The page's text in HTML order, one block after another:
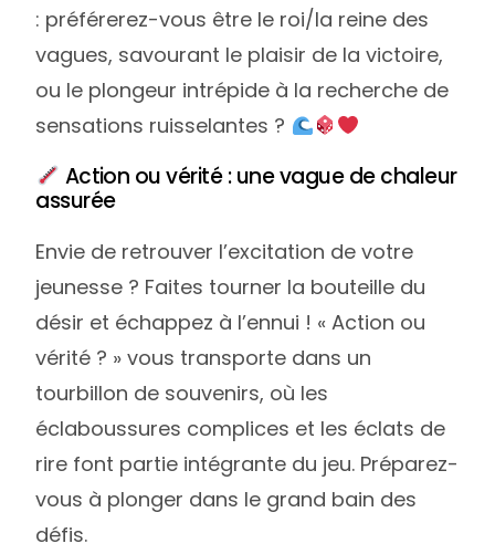
: préférerez-vous être le roi/la reine des
vagues, savourant le plaisir de la victoire,
ou le plongeur intrépide à la recherche de
sensations ruisselantes ?
Action ou vérité : une vague de chaleur
assurée
Envie de retrouver l’excitation de votre
jeunesse ? Faites tourner la bouteille du
désir et échappez à l’ennui ! « Action ou
vérité ? » vous transporte dans un
tourbillon de souvenirs, où les
éclaboussures complices et les éclats de
rire font partie intégrante du jeu. Préparez-
vous à plonger dans le grand bain des
défis.